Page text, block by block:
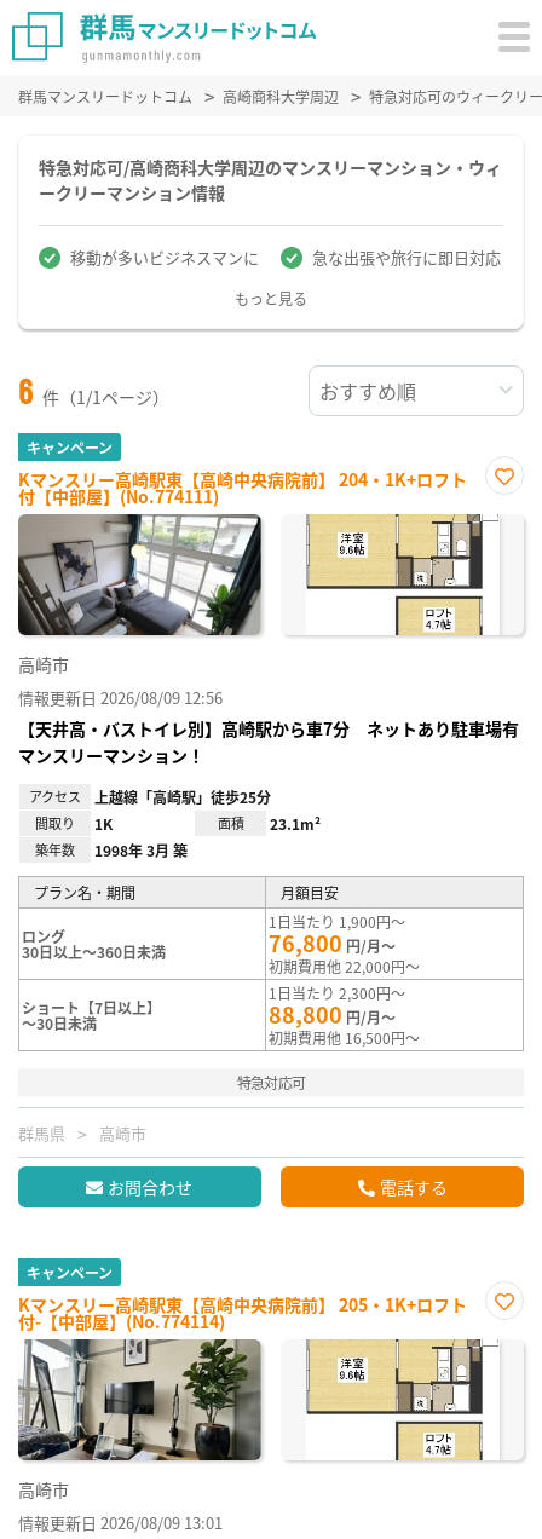
群馬マンスリードットコム 高崎商科大学周辺 特急対応可のウィークリ
特急対応可/高崎商科大学周辺のマンスリーマンション・ウィ
ークリーマンション情報
移動が多いビジネスマンに 急な出張や旅行に即日対応
もっと見る
6 件（1/1ページ）
キャンペーン
Kマンスリー高崎駅東【高崎中央病院前】 204・1K+ロフト
付【中部屋】(No.774111)
に入
高崎市
情報更新日 2026/08/09 12:56
【天井高・バストイレ別】高崎駅から車7分 ネットあり駐車場有
マンスリーマンション！
アクセス 上越線「高崎駅」徒歩25分
間取り 1K 面積 23.1m²
築年数 1998年 3月 築
プラン名・期間 月額目安
ロング
30日以上～360日未満
1日当たり 1,900円～
76,800 円/月～
初期費用他 22,000円～
ショート【7日以上】
～30日未満
1日当たり 2,300円～
88,800 円/月～
初期費用他 16,500円～
特急対応可
群馬県 高崎市
お問合わせ 電話する
キャンペーン
Kマンスリー高崎駅東【高崎中央病院前】 205・1K+ロフト
付-【中部屋】(No.774114)
に入
高崎市
情報更新日 2026/08/09 13:01